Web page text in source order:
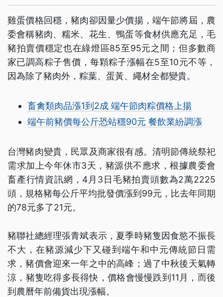
雞蛋價格回穩，豬肉卻因量少價揚，端午節將屆，農
委會稱豬肉、糯米、花生、鴨蛋等食材供應充足，毛
豬拍賣價穩定也在綠燈區85至95元之間；但多數商
家已調高粽子售價，每顆粽子漲幅在5至10元不等，
因為除了豬肉外，粽葉、蛋黃、繩材全都變貴。
畜禽類肉品漲1到2成 端午節肉粽價格上揚
端午前豬價每公斤恐站穩90元 餐飲業紛調漲
台灣豬肉變貴，民眾及商家很有感。清明節傳統祭祀
需求加上今年休市3天，豬源供不應求，根據農委會
畜產行情資訊網，4月3日毛豬拍賣頭數為2萬2225
頭，規格豬每公斤平均批發價漲到99元，比去年同期
的78元多了21元。
豬聯社總經理張青斌表示，夏季時豬隻因食慾不振長
不大，在豬源減少下又碰到端午和中元傳統節日需
求，豬價會迎來一年之中的高峰；過了中秋後天氣轉
涼，豬隻吃得多長得快，價格會慢慢跌到11月，而後
到農曆年前備貨出現漲幅。